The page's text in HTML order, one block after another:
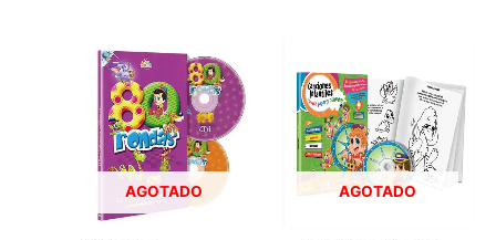
AGOTADO AGOTADO